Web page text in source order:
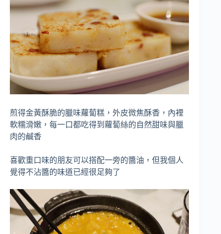
煎得金黃酥脆的臘味蘿蔔糕，外皮微焦酥香，內裡
軟糯滑嫩，每一口都吃得到蘿蔔絲的自然甜味與臘
肉的鹹香
喜歡重口味的朋友可以搭配一旁的醬油，但我個人
覺得不沾醬的味道已經很足夠了